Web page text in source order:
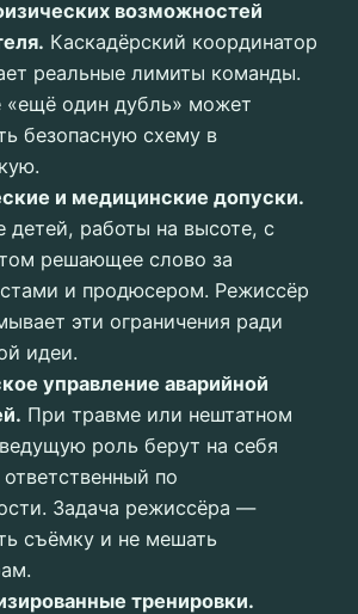
возможностей
Каскадёрский координатор
реальные лимиты команды.
«ещё один дубль» может
безопасную схему в
и медицинские допуски.
детей, работы на высоте, с
решающее слово за
и продюсером. Режиссёр
эти ограничения ради
идеи.
управление аварийной
При травме или нештатном
роль берут на себя
по
Задача режиссёра —
съёмку и не мешать
тренировки.